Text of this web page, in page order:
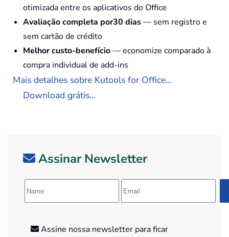
otimizada entre os aplicativos do Office
Avaliação completa por30 dias— sem registro e
sem cartão de crédito
Melhor custo-benefício— economize comparado à
compra individual de add-ins
Mais detalhes sobre Kutools for Office...
Download grátis...
Assinar Newsletter
Assine nossa newsletter para ficar